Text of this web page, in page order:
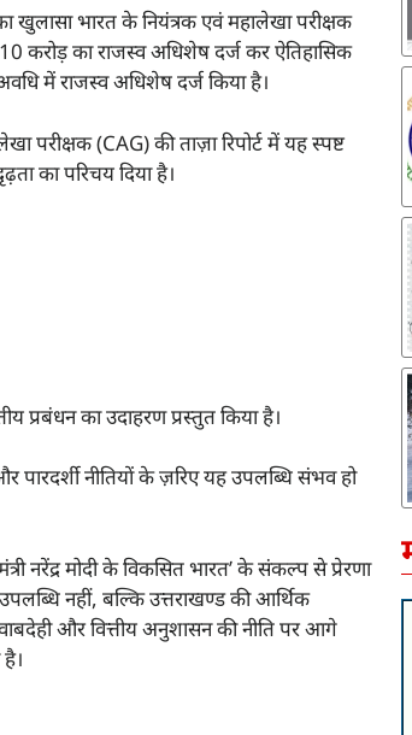
खुलासा भारत के नियंत्रक एवं महालेखा परीक्षक
करोड़ का राजस्व अधिशेष दर्ज कर ऐतिहासिक
में राजस्व अधिशेष दर्ज किया है।
परीक्षक (CAG) की ताज़ा रिपोर्ट में यह स्पष्ट
का परिचय दिया है।
प्रबंधन का उदाहरण प्रस्तुत किया है।
नीतियों के ज़रिए यह उपलब्धि संभव हो
नरेंद्र मोदी के विकसित भारत’ के संकल्प से प्रेरणा
नहीं, बल्कि उत्तराखण्ड की आर्थिक
और वित्तीय अनुशासन की नीति पर आगे